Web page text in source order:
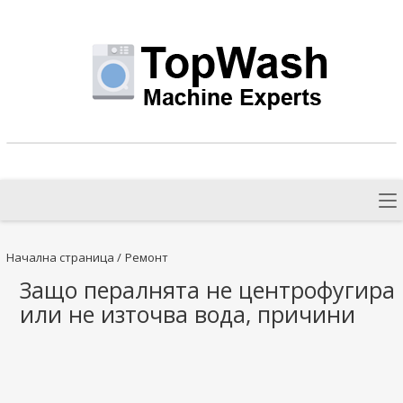
Начална страница / Ремонт
Защо пералнята не центрофугира
или не източва вода, причини